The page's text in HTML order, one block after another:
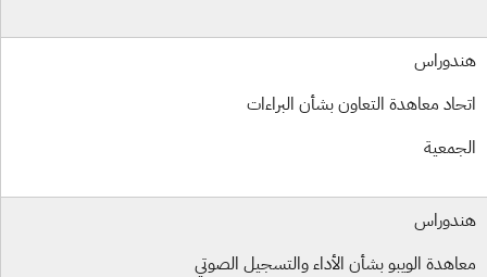
معاهدة التعاون بشأن البراءات
الويبو بشأن الأداء والتسجيل الصوتي